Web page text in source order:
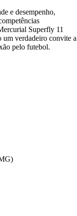
e desempenho,
Superfly 11
um verdadeiro convite a
pelo futebol.